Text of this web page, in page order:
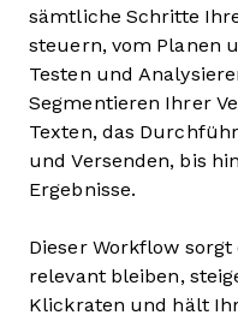
sämtliche Schritte
steuern, vom Planen
Testen und
Segmentieren Ihrer
Texten, das
und Versenden, bis
Ergebnisse.
Dieser Workflow
relevant bleiben,
Klickraten und hält